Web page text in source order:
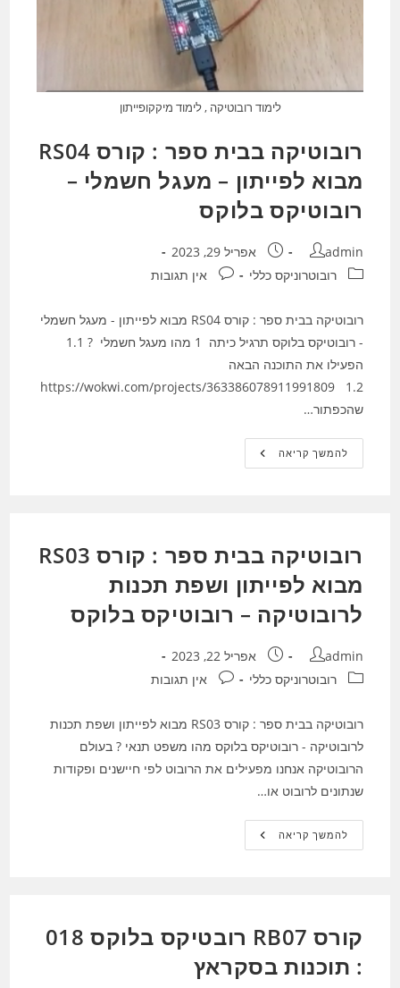
לימוד רובוטיקה , לימוד מיקקופייתון
רובוטיקה בבית ספר : קורס RS04
מבוא לפייתון – מעגל חשמלי –
רובוטיקס בלוקס
מחבר:
admin פורסם:אפריל 29, 2023
קטגוריה:רובוטרוניקס כללי תגובות:אין תגובות
רובוטיקה בבית ספר : קורס RS04 מבוא לפייתון - מעגל חשמלי
- רובוטיקס בלוקס תרגיל כיתה 1 מהו מעגל חשמלי ? 1.1
הפעילו את התוכנה הבאה
https://wokwi.com/projects/363386078911991809 1.2
שהכפתור…
להמשך קריאהרובוטיקה
בבית
–
מעגל
חשמלי
–
בלוקס
רובוטיקה בבית ספר : קורס RS03
מבוא לפייתון ושפת תכנות
לרובוטיקה – רובוטיקס בלוקס
מחבר:
admin פורסם:אפריל 22, 2023
קטגוריה:רובוטרוניקס כללי תגובות:אין תגובות
רובוטיקה בבית ספר : קורס RS03 מבוא לפייתון ושפת תכנות
לרובוטיקה - רובוטיקס בלוקס מהו משפט תנאי ? בעולם
הרובוטיקה אנחנו מפעילים את הרובוט לפי חיישנים ופקודות
שנתונים לרובוט או…
להמשך קריאהרובוטיקה
בבית
ושפת
תכנות
לרובוטיקה
–
קורס RB07 רובטיקס בלוקס 018
: תוכנות בסקראץ